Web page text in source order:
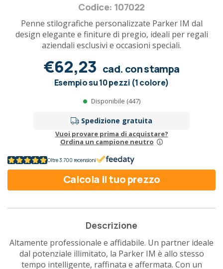
Codice: 107022
Penne stilografiche personalizzate Parker IM dal
design elegante e finiture di pregio, ideali per regali
aziendali esclusivi e occasioni speciali.
€62,23 cad. con stampa
Esempio su 10 pezzi (1 colore)
Disponibile (447)
Spedizione gratuita
Vuoi provare prima di acquistare?
Ordina un campione neutro
Oltre 3.700 recensioni
Calcola il tuo prezzo
Descrizione
Altamente professionale e affidabile. Un partner ideale
dal potenziale illimitato, la Parker IM è allo stesso
tempo intelligente, raffinata e affermata. Con un